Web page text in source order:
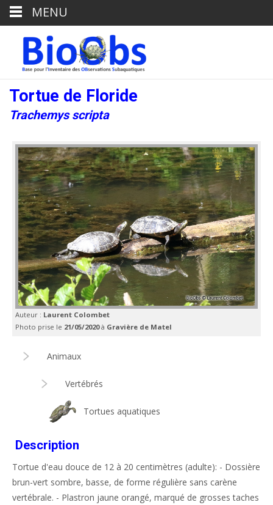
Tortue de Floride
Trachemys scripta
Auteur : Laurent Colombet
Photo prise le 21/05/2020à Gravière de Matel
Animaux
Vertébrés
Tortues aquatiques
Description
Tortue d'eau douce de 12 à 20 centimètres (adulte): - Dossière
brun-vert sombre, basse, de forme régulière sans carène
vertébrale. - Plastron jaune orangé, marqué de grosses taches
MENU